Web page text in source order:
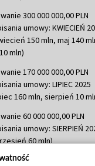
300 000 000,00 PLN
umowy: KWIECIEŃ
150 mln, maj 140
mln)
170 000 000,00 PLN
umowy: LIPIEC 2025
160 mln, sierpień 10
60 000 000,00 PLN
umowy: SIERPIEŃ
60 mln)
635 783 051,21 PLN